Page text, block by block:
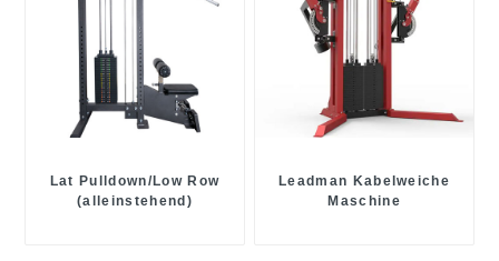
Lat Pulldown/Low Row
(alleinstehend)
Leadman Kabelweiche
Maschine